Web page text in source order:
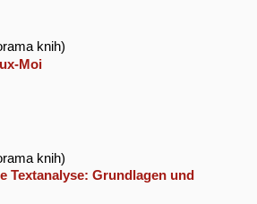
knih)
Moi
knih)
Textanalyse: Grundlagen und